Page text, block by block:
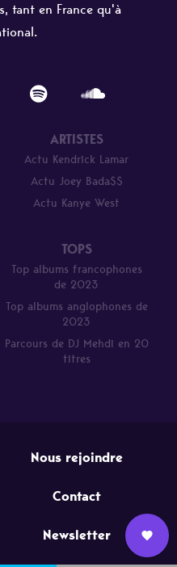
tant en France qu'à
ARTISTES
Actu Kendrick Lamar
Actu Joey Bada$$
Actu Kanye West
TOPS
Top albums francophones
de 2023
Top albums anglophones de
2023
Parcours de DJ Mehdi en 20
titres
Nous rejoindre
Contact
Newsletter